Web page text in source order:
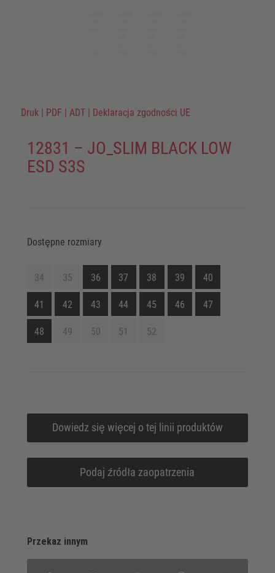
Druk | PDF | ADT | Deklaracja zgodności UE
12831 – JO_SLIM BLACK LOW
ESD S3S
Dostępne rozmiary
34 35 36 37 38 39 40
41 42 43 44 45 46 47
48 49 50 51 52
Dowiedz się więcej o tej linii produktów
Podaj źródła zaopatrzenia
Przekaz innym